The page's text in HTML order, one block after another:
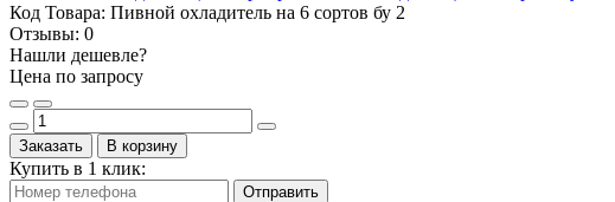
Код Товара: Пивной охладитель на 6 сортов бу 2
Отзывы: 0
Нашли дешевле?
Цена по запросу
Заказать В корзину
Купить в 1 клик:
Отправить